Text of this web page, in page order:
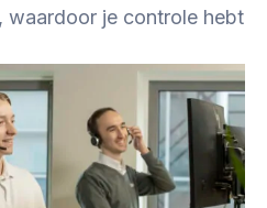
waardoor je controle hebt